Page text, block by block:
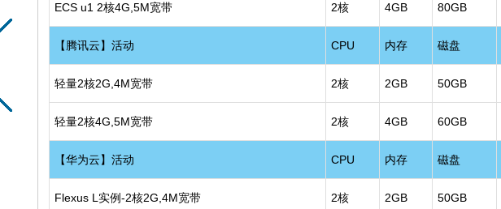
ECS u1 2核4G,5M宽带 2核 4GB 80GB
【腾讯云】活动 CPU 内存 磁盘
轻量2核2G,4M宽带 2核 2GB 50GB
轻量2核4G,5M宽带 2核 4GB 60GB
【华为云】活动 CPU 内存 磁盘
Flexus L实例-2核2G,4M宽带 2核 2GB 50GB